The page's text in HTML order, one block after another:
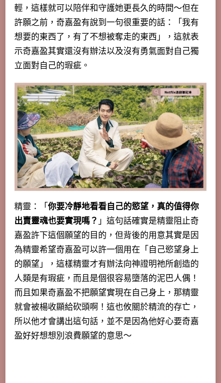
輕，這樣就可以陪伴和守護她更長久的時間～但在
許願之前，奇嘉盈有說到一句很重要的話：「我有
想要的東西了，有了不想被奪走的東西」，這就表
示奇嘉盈其實還沒有辦法以及沒有勇氣面對自己獨
立面對自己的瑕疵。
精靈：「你要冷靜地看看自己的慾望，真的值得你
出賣靈魂也要實現嗎？」這句話確實是精靈阻止奇
嘉盈許下這個願望的目的，但背後的用意其實是因
為精靈希望奇嘉盈可以許一個用在「自己慾望身上
的願望」，這樣精靈才有辦法向神證明祂所創造的
人類是有瑕疵，而且是個很容易墮落的泥巴人偶！
而且如果奇嘉盈不把願望實現在自己身上，那精靈
就會被楊收顯給砍頭啊！這也攸關於精流的存亡，
所以他才會講出這句話，並不是因為他好心要奇嘉
盈好好想想別浪費願望的意思～